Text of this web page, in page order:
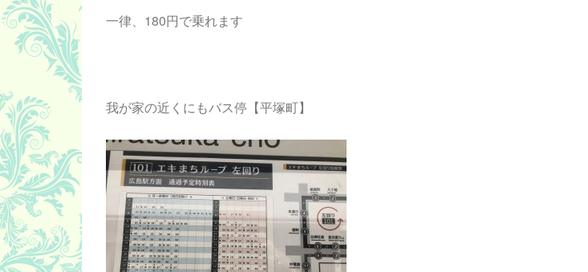
一律、180円で乗れます
我が家の近くにもバス停【平塚町】